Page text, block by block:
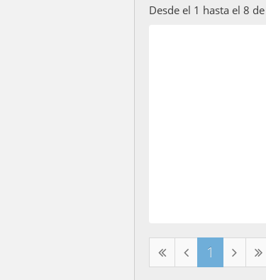
Desde el 1 hasta el 8
1